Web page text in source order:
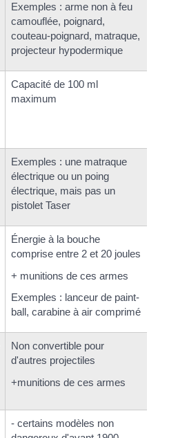
Exemples : arme non à feu
camouflée, poignard,
couteau-poignard, matraque,
projecteur hypodermique
Capacité de 100 ml
maximum
Exemples : une matraque
électrique ou un poing
électrique, mais pas un
pistolet Taser
Énergie à la bouche
comprise entre 2 et 20 joules
+ munitions de ces armes
Exemples : lanceur de paint-
ball, carabine à air comprimé
Non convertible pour
d'autres projectiles
+munitions de ces armes
- certains modèles non